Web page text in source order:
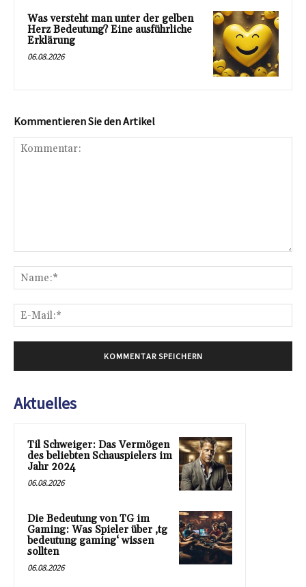
Was versteht man unter der gelben
Herz Bedeutung? Eine ausführliche
Erklärung
06.08.2026
Kommentieren Sie den Artikel
Aktuelles
Til Schweiger: Das Vermögen
des beliebten Schauspielers im
Jahr 2024
06.08.2026
Die Bedeutung von TG im
Gaming: Was Spieler über ‚tg
bedeutung gaming‘ wissen
sollten
06.08.2026